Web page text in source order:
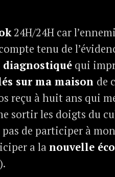
24H/24H car l’ennemi
tenu de
qui
sur ma maison de
reçu à huit ans qui
sortir les doigts du
de participer à mon
a lanouvelle